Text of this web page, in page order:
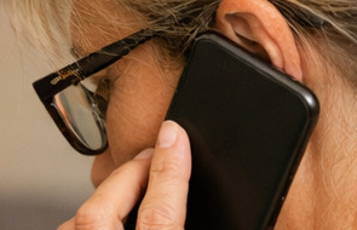
op.
in te
is niet